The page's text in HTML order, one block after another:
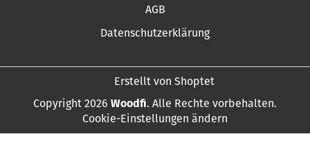
AGB
Datenschutzerklärung
Erstellt von Shoptet
Copyright 2026 Woodfi. Alle Rechte vorbehalten.
Cookie-Einstellungen ändern